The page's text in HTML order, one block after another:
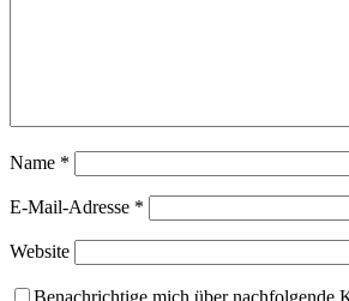
Name *
E-Mail-Adresse *
Website
Benachrichtige mich über nachfolgende